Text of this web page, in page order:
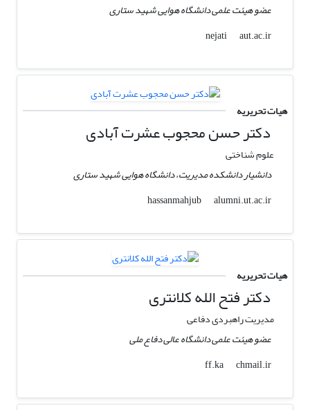
عضو هیئت علمی دانشگاه هوایی شهید ستاری
nejati
aut.ac.ir
هیات تحریریه
دکتر حسن محجوب عشرت آبادی
علوم شناختی
دانشیار دانشکده مدیریت، دانشگاه هوایی شهید ستاری
hassanmahjub
alumni.ut.ac.ir
هیات تحریریه
دکتر فتح الله کلانتری
مدیریت راهبردی دفاعی
عضو هیئت علمی دانشگاه عالی دفاع ملی
ff.ka
chmail.ir